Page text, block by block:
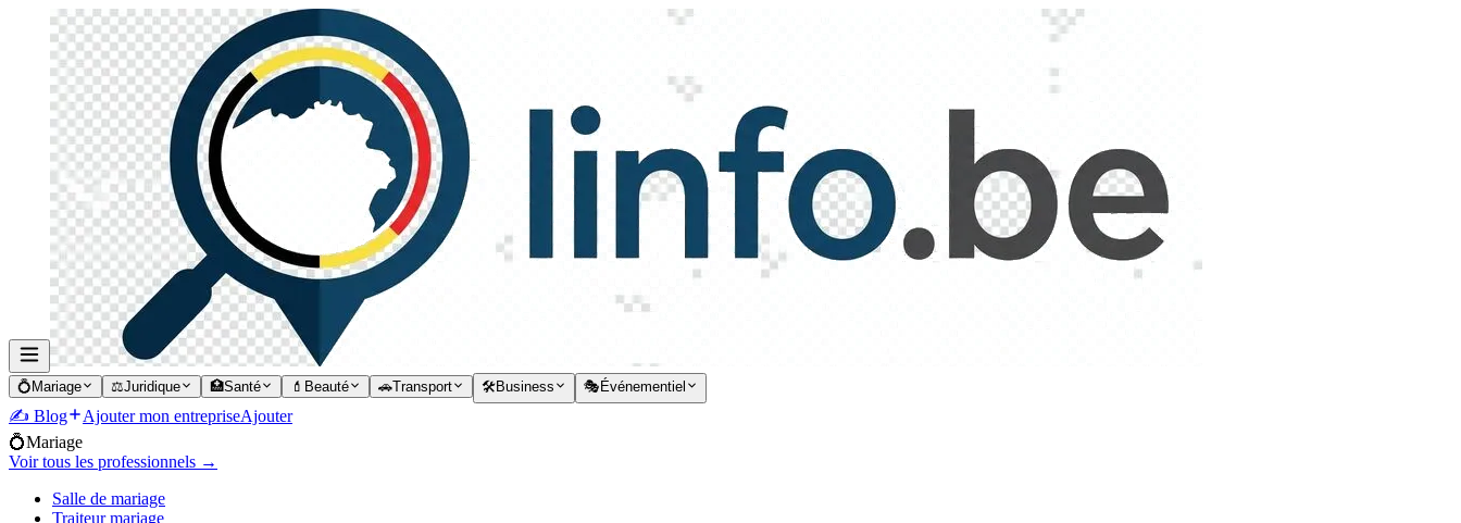
💍 Mariage ⚖️Juridique 🏥Santé 💄 Beauté 🚗Transport 🛠️Business 🎭 Événementiel
✍️ Blog Ajouter mon entrepriseAjouter
💍Mariage
Voir tous les professionnels →
Salle de mariage
Traiteur mariage